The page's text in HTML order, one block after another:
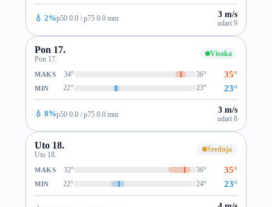
💧 2%p50 0.0 / p75 0.0 mm 3 m/s
udari 9
Pon 17.
Pon 17.
Visoka
MAKS 34° 36° 35°
MIN 22° 23° 23°
💧 8%p50 0.0 / p75 0.0 mm 3 m/s
udari 8
Uto 18.
Uto 18.
Srednja
MAKS 32° 36° 35°
MIN 22° 24° 23°